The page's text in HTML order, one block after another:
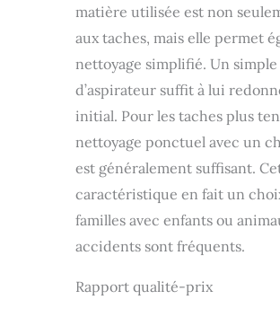
matière utilisée est non
aux taches, mais elle permet
nettoyage simplifié. Un simple
d’aspirateur suffit à lui
initial. Pour les taches plus
nettoyage ponctuel avec un
est généralement suffisant.
caractéristique en fait un
familles avec enfants ou
accidents sont fréquents.
Rapport qualité-prix